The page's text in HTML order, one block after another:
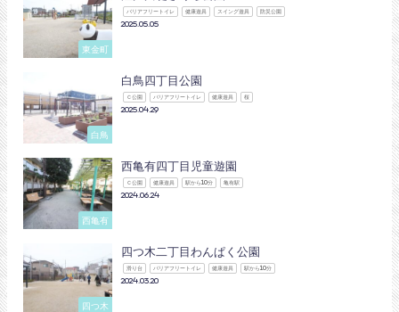
東金町
バリアフリートイレ 健康遊具 スイング遊具 防災公園
2025.05.05
白鳥
白鳥四丁目公園
Ｃ公園 バリアフリートイレ 健康遊具 桜
2025.04.29
西亀有
西亀有四丁目児童遊園
Ｃ公園 健康遊具 駅から10分 亀有駅
2024.06.24
四つ木
四つ木二丁目わんぱく公園
滑り台 バリアフリートイレ 健康遊具 駅から10分
2024.03.20